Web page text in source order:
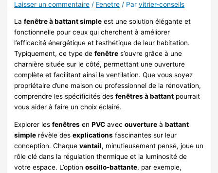
Laisser un commentaire / Fenetre / Parvitrier-conseils
Lafenêtre à battant simple est une solution élégante et
fonctionnelle pour ceux qui cherchent à améliorer
l’efficacité énergétique et l’esthétique de leur habitation.
Typiquement, ce type defenêtre s’ouvre grâce à une
charnière située sur le côté, permettant une ouverture
complète et facilitant ainsi la ventilation. Que vous soyez
propriétaire d’une maison ou professionnel de la rénovation,
comprendre les spécificités desfenêtres à battant pourrait
vous aider à faire un choix éclairé.
Explorer lesfenêtres enPVC avecouverture àbattant
simple révèle desexplications fascinantes sur leur
conception. Chaquevantail, minutieusement pensé, joue un
rôle clé dans la régulation thermique et la luminosité de
votre espace. L’optionoscillo-battante, par exemple,